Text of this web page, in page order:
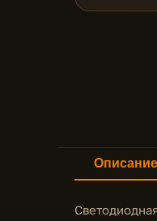
Описание